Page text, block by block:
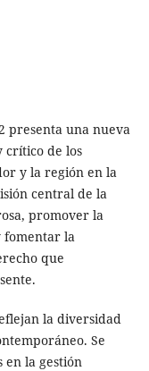
presenta una nueva
crítico de los
y la región en la
central de la
promover la
fomentar la
que
la diversidad
Se
en la gestión